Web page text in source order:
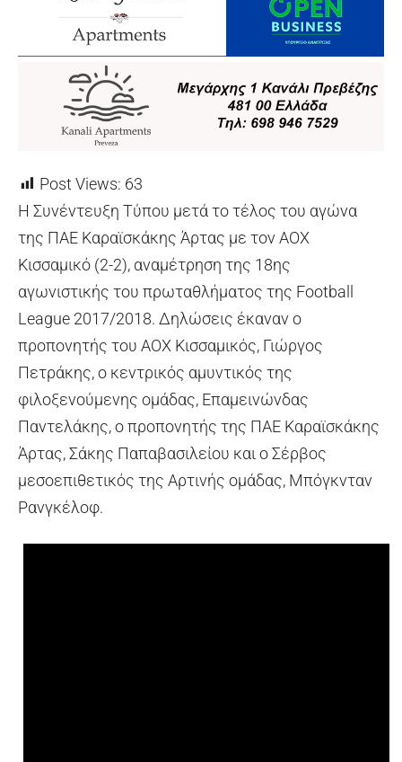
Post Views: 63
Η Συνέντευξη Τύπου μετά το τέλος του αγώνα
της ΠΑΕ Καραϊσκάκης Άρτας με τον ΑΟΧ
Κισσαμικό (2-2), αναμέτρηση της 18ης
αγωνιστικής του πρωταθλήματος της Football
League 2017/2018. Δηλώσεις έκαναν ο
προπονητής του ΑΟΧ Κισσαμικός, Γιώργος
Πετράκης, ο κεντρικός αμυντικός της
φιλοξενούμενης ομάδας, Επαμεινώνδας
Παντελάκης, ο προπονητής της ΠΑΕ Καραϊσκάκης
Άρτας, Σάκης Παπαβασιλείου και ο Σέρβος
μεσοεπιθετικός της Αρτινής ομάδας, Μπόγκνταν
Ρανγκέλοφ.